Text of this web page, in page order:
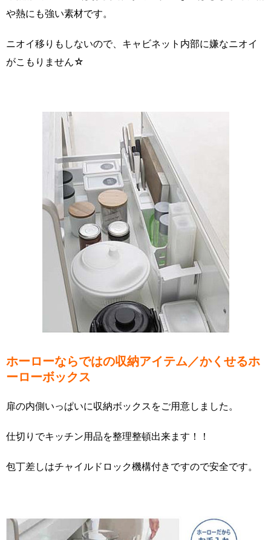
や熱にも強い素材です。
ニオイ移りもしないので、キャビネット内部に嫌なニオイ
がこもりません☆
ホーローならではの収納アイテム／かくせるホ
ーローボックス
扉の内側いっぱいに収納ボックスをご用意しました。
仕切りでキッチン用品を整理整頓出来ます！！
包丁差しはチャイルドロック機構付きですので安全です。